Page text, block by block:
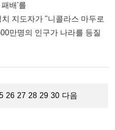
배'를
지도자가 "니콜라스 마두로
만명의 인구가 나라를 등질
26 27 28 29 30 다음